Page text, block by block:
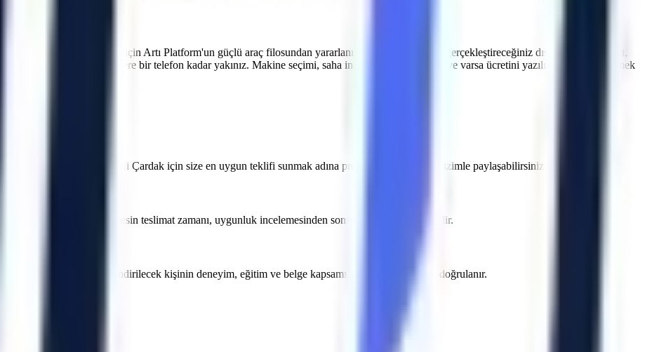
verimliliğinizi artırmak için Artı Platform'un güçlü araç filosundan yararlanın.
genelinde gerçekleştireceğiniz dış cephe onarımları,
bakımlarında sizlere bir telefon kadar yakınız. Makine seçimi, saha incelemesinin kapsamı ve varsa ücretini yazılı teklifte netleştirmek
fiyatları nedir?
değişmektedir. Denizli Çardak için size en uygun teklifi sunmak adına projenizin detaylarını bizimle paylaşabilirsiniz.
Denizli Çardak için kesin teslimat zamanı, uygunluk incelemesinden sonra yazılı teklifte belirtilir.
projeler için görevlendirilecek kişinin deneyim, eğitim ve belge kapsamı sözleşme öncesinde doğrulanır.